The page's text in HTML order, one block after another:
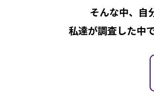
そんな中、自
私達が調査した中